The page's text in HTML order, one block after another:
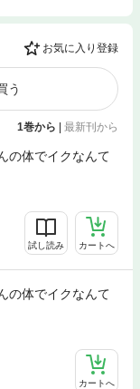
お気に入り登録
う
1巻から | 最新刊から
の体でイクなんて
試し読み カートへ
の体でイクなんて
カートへ